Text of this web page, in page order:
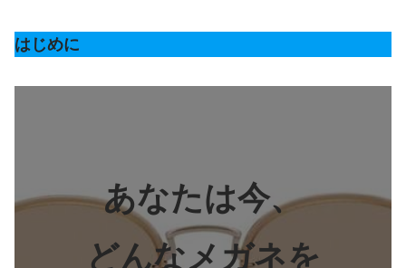
はじめに
あなたは今、
どんなメガネを